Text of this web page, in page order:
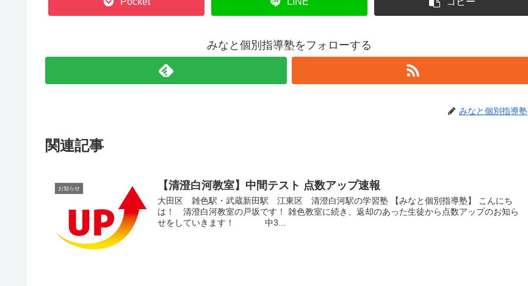
みなと個別指導塾をフォローする
みなと個別指導塾
関連記事
お知らせ 【清澄白河教室】中間テスト 点数アップ速報
大田区 雑色駅・武蔵新田駅 江東区 清澄白河駅の学習塾 【みなと個別指導塾】 こんにち
は！ 清澄白河教室の戸坂です！ 雑色教室に続き、返却のあった生徒から点数アップのお知ら
せをしていきます！ 中3...